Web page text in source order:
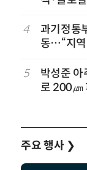
4
과기정통
동…“지역
5
박성준 아
로 200㎛
주요 행사 ❯